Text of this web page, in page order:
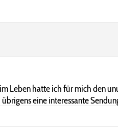
Leben hatte ich für mich den
eine interessante